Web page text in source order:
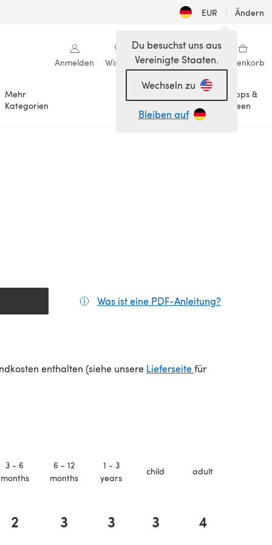
EUR | Ändern
Anmelden Wishlist Meine Bibliothek Warenkorb
Mehr
Kategorien
Anlässe
Tipps &
Ideen
Du besuchst uns aus
Vereinigte Staaten.
Wechseln zu
Bleiben auf
Was ist eine PDF-Anleitung?
enthalten (siehe unsere Lieferseite(öffnet sich in
für
3 - 6
months
6 - 12
months
1 - 3
years
child adult
2 3 3 3 4